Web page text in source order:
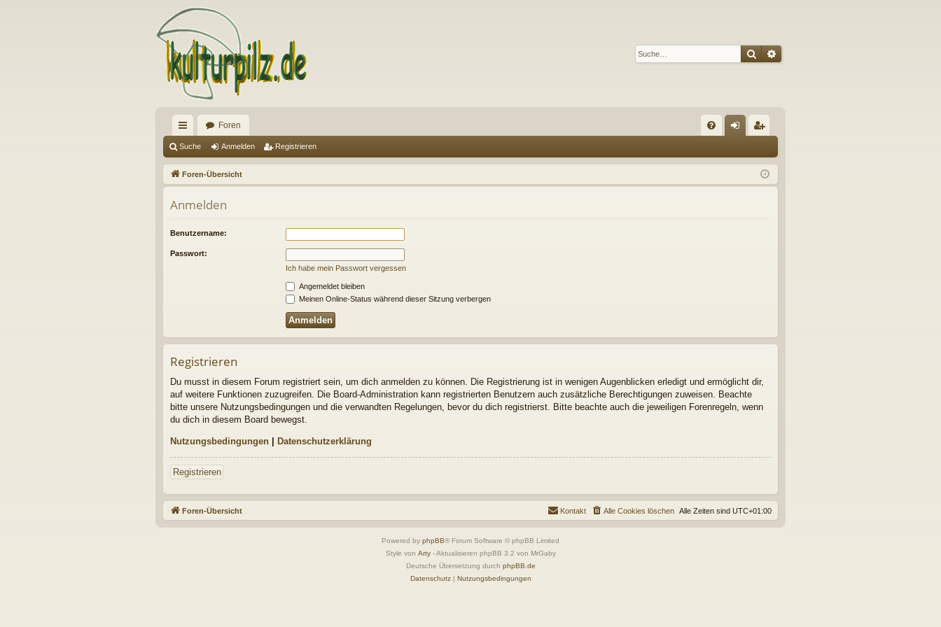
SucheErweiterte Suche
ch
ne
llz
ug
riff
Foren
Q m
el
ist
rie
Suche Anmelden Registrieren
Foren-Übersicht
Anmelden
Benutzername:
Passwort:
Ich habe mein Passwort vergessen
Angemeldet bleiben
Meinen Online-Status während dieser Sitzung verbergen
Registrieren
Du musst in diesem Forum registriert sein, um dich anmelden zu können. Die Registrierung ist in wenigen Augenblicken erledigt und ermöglicht dir,
auf weitere Funktionen zuzugreifen. Die Board-Administration kann registrierten Benutzern auch zusätzliche Berechtigungen zuweisen. Beachte
bitte unsere Nutzungsbedingungen und die verwandten Regelungen, bevor du dich registrierst. Bitte beachte auch die jeweiligen Forenregeln, wenn
du dich in diesem Board bewegst.
Nutzungsbedingungen | Datenschutzerklärung
Registrieren
Foren-Übersicht Alle Zeiten sind UTC+01:00
Alle Cookies löschen
Kontakt
Powered by phpBB® Forum Software © phpBB Limited
Style von Arty- Aktualisieren phpBB 3.2 von MrGaby
Deutsche Übersetzung durch phpBB.de
Datenschutz| Nutzungsbedingungen